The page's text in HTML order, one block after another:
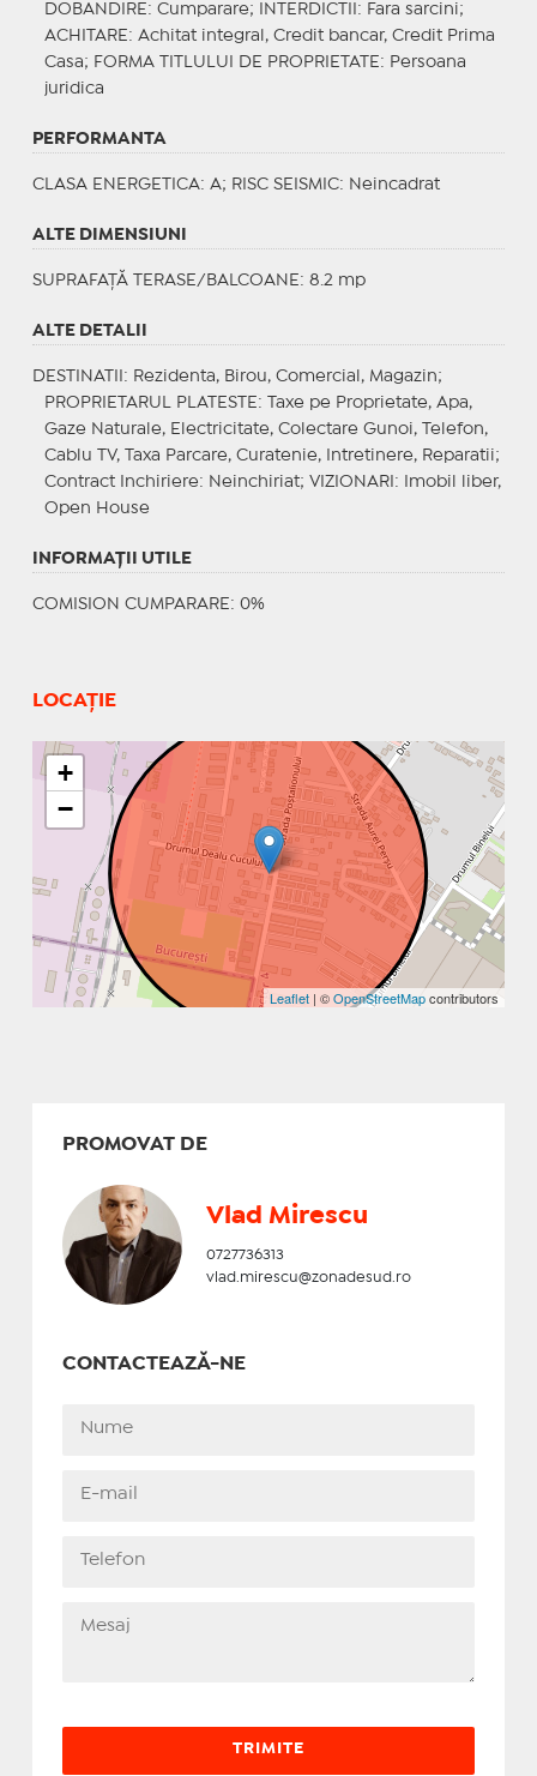
DOBANDIRE : Cumparare; INTERDICTII : Fara sarcini;
ACHITARE : Achitat integral, Credit bancar, Credit Prima
Casa; FORMA TITLULUI DE PROPRIETATE : Persoana
juridica
PERFORMANTA
CLASA ENERGETICA: A; RISC SEISMIC: Neincadrat
ALTE DIMENSIUNI
SUPRAFAȚĂ TERASE/BALCOANE: 8.2 mp
ALTE DETALII
DESTINATII : Rezidenta, Birou, Comercial, Magazin;
PROPRIETARUL PLATESTE : Taxe pe Proprietate, Apa,
Gaze Naturale, Electricitate, Colectare Gunoi, Telefon,
Cablu TV, Taxa Parcare, Curatenie, Intretinere, Reparatii;
Contract Inchiriere: Neinchiriat; VIZIONARI : Imobil liber,
Open House
INFORMAŢII UTILE
COMISION CUMPARARE: 0%
LOCAȚIE
+
−
Leaflet | ©OpenStreetMapcontributors
PROMOVAT DE
Vlad Mirescu
0727736313
vlad.mirescu@zonadesud.ro
CONTACTEAZĂ-NE